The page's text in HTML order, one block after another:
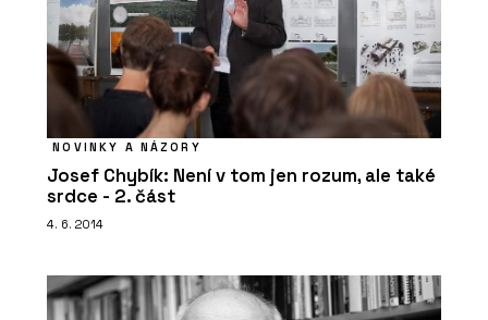
SLUŽBY
Přírodní izolace - Hlinaři
NOVINKY A NÁZORY
Josef Chybík: Není v tom jen rozum, ale také
srdce - 2. část
4. 6. 2014